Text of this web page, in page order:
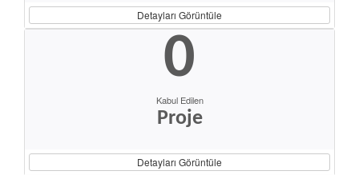
Detayları Görüntüle
0
Kabul Edilen
Proje
Detayları Görüntüle